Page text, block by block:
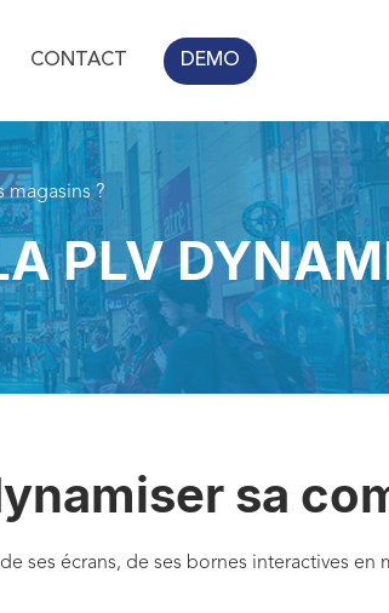
CONTACT DEMO
magasins ?
PLV
sa
ses écrans, de ses bornes interactives en